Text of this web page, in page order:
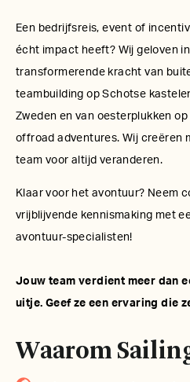
Een bedrijfsreis, event of
écht impact heeft? Wij geloven
transformerende kracht van
teambuilding op Schotse
Zweden en van oesterplukken
offroad adventures. Wij creëren
team voor altijd veranderen.
Klaar voor het avontuur? Neem
vrijblijvende kennismaking met
avontuur-specialisten!
Jouw team verdient meer dan
uitje. Geef ze een ervaring die
Waarom